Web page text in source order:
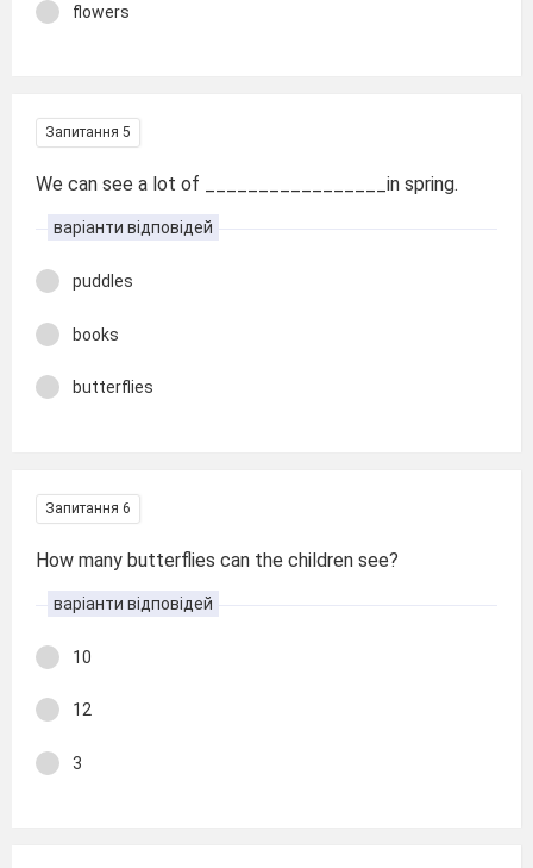
flowers
Запитання 5
We can see a lot of _________________in spring.
варіанти відповідей
puddles
books
butterflies
Запитання 6
How many butterflies can the children see?
варіанти відповідей
10
12
3